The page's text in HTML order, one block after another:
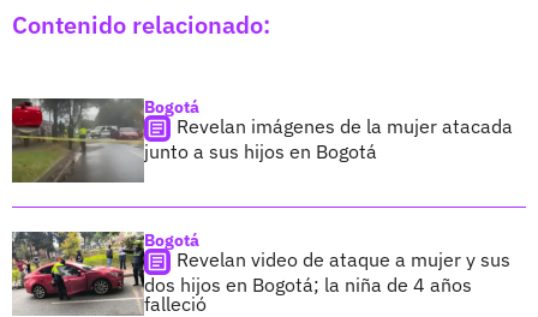
Contenido relacionado:
Bogotá
Revelan imágenes de la mujer atacada
junto a sus hijos en Bogotá
Bogotá
Revelan video de ataque a mujer y sus
dos hijos en Bogotá; la niña de 4 años
falleció